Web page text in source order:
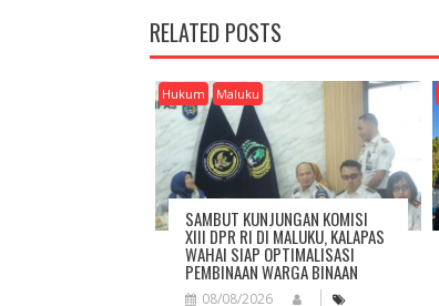
N
A
V
G
A
T
O
N
RELATED POSTS
Hukum Maluku
SAMBUT KUNJUNGAN KOMISI
XIII DPR RI DI MALUKU, KALAPAS
WAHAI SIAP OPTIMALISASI
PEMBINAAN WARGA BINAAN
08/08/2026